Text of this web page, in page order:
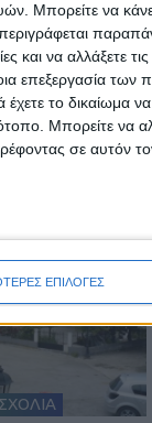
Μπορείτε να
και να αλλάξετε
επεξεργασία των
το δικαίωμα
Μπορείτε να
σε αυτόν
ΕΠΙΛΟΓΕΣ
Εφημερίδα της